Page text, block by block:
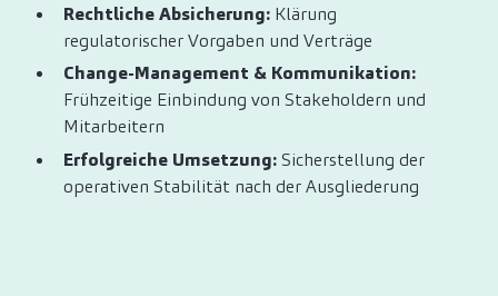
Rechtliche Absicherung:Klärung
regulatorischer Vorgaben und Verträge
Change-Management & Kommunikation:
Frühzeitige Einbindung von Stakeholdern und
Mitarbeitern
Erfolgreiche Umsetzung:Sicherstellung der
operativen Stabilität nach der Ausgliederung